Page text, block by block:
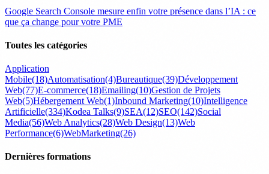
Google Search Console mesure enfin votre présence dans l’IA : ce
que ça change pour votre PME
Toutes les catégories
Application
Mobile(18)Automatisation(4)Bureautique(39)Développement
Web(77)E-commerce(18)Emailing(10)Gestion de Projets
Web(5)Hébergement Web(1)Inbound Marketing(10)Intelligence
Artificielle(334)Kodea Talks(9)SEA(12)SEO(142)Social
Media(56)Web Analytics(28)Web Design(13)Web
Performance(6)WebMarketing(26)
Dernières formations